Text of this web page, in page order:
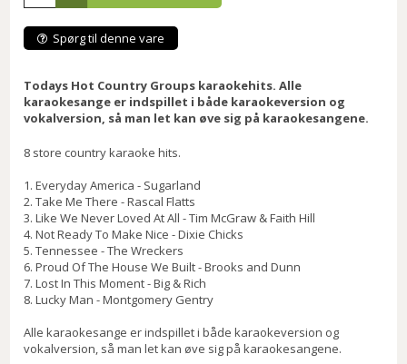
Spørg til denne vare
Todays Hot Country Groups karaokehits. Alle
karaokesange er indspillet i både karaokeversion og
vokalversion, så man let kan øve sig på karaokesangene.
8 store country karaoke hits.
1. Everyday America - Sugarland
2. Take Me There - Rascal Flatts
3. Like We Never Loved At All - Tim McGraw & Faith Hill
4. Not Ready To Make Nice - Dixie Chicks
5. Tennessee - The Wreckers
6. Proud Of The House We Built - Brooks and Dunn
7. Lost In This Moment - Big & Rich
8. Lucky Man - Montgomery Gentry
Alle karaokesange er indspillet i både karaokeversion og
vokalversion, så man let kan øve sig på karaokesangene.